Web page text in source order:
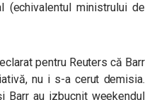
(echivalentul ministrului de
pentru Reuters că Barr
nu i s-a cerut demisia.
Barr au izbucnit weekendul